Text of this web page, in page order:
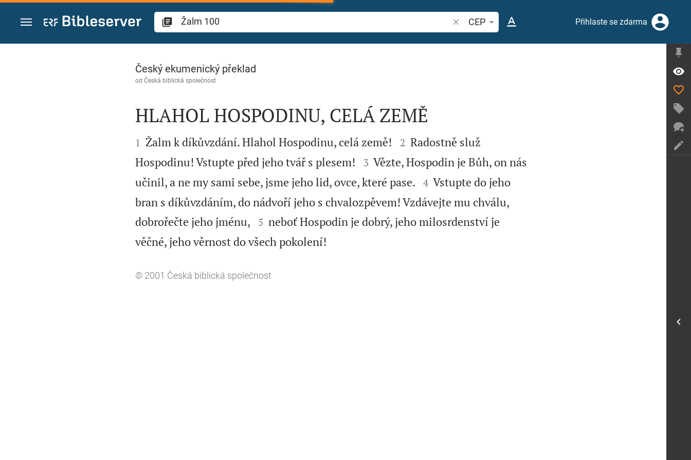
Přejít na obsah
Vyhledat biblický verš nebo slovo
CEP Přihlaste se zdarma
Žalm 100
Český ekumenický překlad
od Česká biblická společnost

HLAHOL HOSPODINU, CELÁ ZEMĚ

1 Žalm k díkůvzdání. Hlahol Hospodinu, celá země! 

2 Radostně služ
Hospodinu! Vstupte před jeho tvář s plesem!


3 Vězte, Hospodin je Bůh, on nás
učinil, a ne my sami sebe, jsme jeho lid, ovce, které pase. 

4 Vstupte do jeho
bran s díkůvzdáním, do nádvoří jeho s chvalozpěvem! Vzdávejte mu chválu,
dobrořečte jeho jménu, 

5 neboť Hospodin je dobrý, jeho milosrdenství je
věčné, jeho věrnost do všech pokolení!
© 2001 Česká biblická společnost